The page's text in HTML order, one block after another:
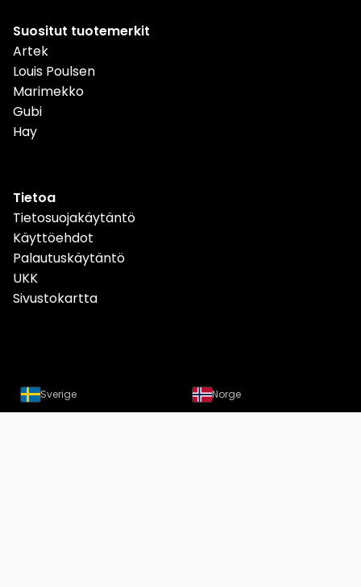
Suositut tuotemerkit
Artek
Louis Poulsen
Marimekko
Gubi
Hay
Tietoa
Tietosuojakäytäntö
Käyttöehdot
Palautuskäytäntö
UKK
Sivustokartta
Sverige Norge